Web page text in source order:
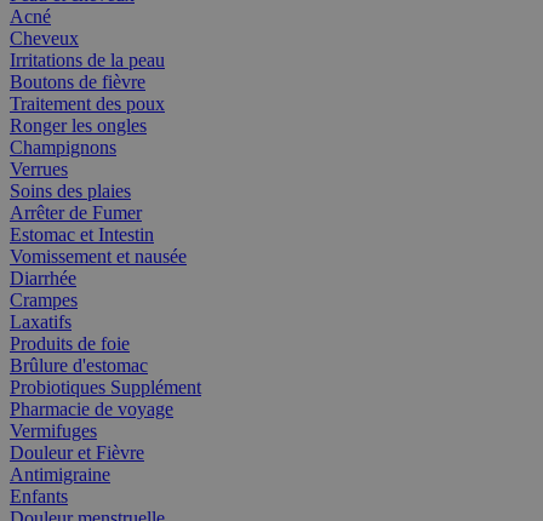
Acné
Cheveux
Irritations de la peau
Boutons de fièvre
Traitement des poux
Ronger les ongles
Champignons
Verrues
Soins des plaies
Arrêter de Fumer
Estomac et Intestin
Vomissement et nausée
Diarrhée
Crampes
Laxatifs
Produits de foie
Brûlure d'estomac
Probiotiques Supplément
Pharmacie de voyage
Vermifuges
Douleur et Fièvre
Antimigraine
Enfants